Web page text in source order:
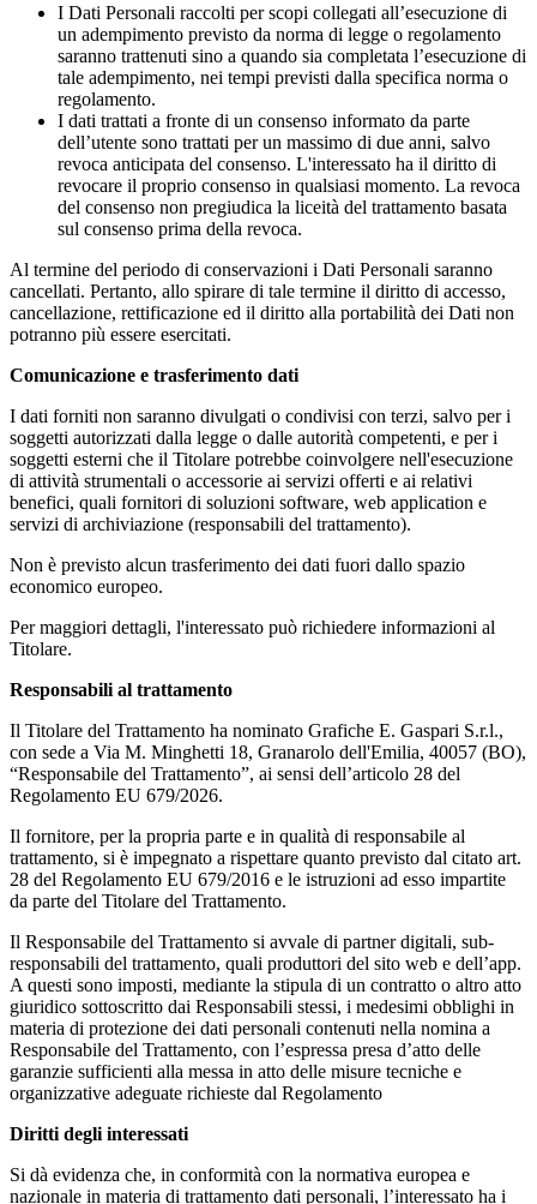
I Dati Personali raccolti per scopi collegati all’esecuzione di
un adempimento previsto da norma di legge o regolamento
saranno trattenuti sino a quando sia completata l’esecuzione di
tale adempimento, nei tempi previsti dalla specifica norma o
regolamento.
I dati trattati a fronte di un consenso informato da parte
dell’utente sono trattati per un massimo di due anni, salvo
revoca anticipata del consenso. L'interessato ha il diritto di
revocare il proprio consenso in qualsiasi momento. La revoca
del consenso non pregiudica la liceità del trattamento basata
sul consenso prima della revoca.
Al termine del periodo di conservazioni i Dati Personali saranno
cancellati. Pertanto, allo spirare di tale termine il diritto di accesso,
cancellazione, rettificazione ed il diritto alla portabilità dei Dati non
potranno più essere esercitati.
Comunicazione e trasferimento dati
I dati forniti non saranno divulgati o condivisi con terzi, salvo per i
soggetti autorizzati dalla legge o dalle autorità competenti, e per i
soggetti esterni che il Titolare potrebbe coinvolgere nell'esecuzione
di attività strumentali o accessorie ai servizi offerti e ai relativi
benefici, quali fornitori di soluzioni software, web application e
servizi di archiviazione (responsabili del trattamento).
Non è previsto alcun trasferimento dei dati fuori dallo spazio
economico europeo.
Per maggiori dettagli, l'interessato può richiedere informazioni al
Titolare.
Responsabili al trattamento
Il Titolare del Trattamento ha nominato Grafiche E. Gaspari S.r.l.,
con sede a Via M. Minghetti 18, Granarolo dell'Emilia, 40057 (BO),
“Responsabile del Trattamento”, ai sensi dell’articolo 28 del
Regolamento EU 679/2026.
Il fornitore, per la propria parte e in qualità di responsabile al
trattamento, si è impegnato a rispettare quanto previsto dal citato art.
28 del Regolamento EU 679/2016 e le istruzioni ad esso impartite
da parte del Titolare del Trattamento.
Il Responsabile del Trattamento si avvale di partner digitali, sub-
responsabili del trattamento, quali produttori del sito web e dell’app.
A questi sono imposti, mediante la stipula di un contratto o altro atto
giuridico sottoscritto dai Responsabili stessi, i medesimi obblighi in
materia di protezione dei dati personali contenuti nella nomina a
Responsabile del Trattamento, con l’espressa presa d’atto delle
garanzie sufficienti alla messa in atto delle misure tecniche e
organizzative adeguate richieste dal Regolamento
Diritti degli interessati
Si dà evidenza che, in conformità con la normativa europea e
nazionale in materia di trattamento dati personali, l’interessato ha i